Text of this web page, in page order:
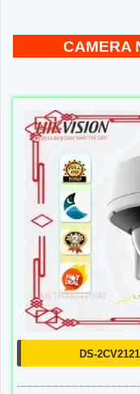
KX-
Thiết Bị Camera IP
hoàn hảo cho việc
megapixel, chất
lại hình ảnh rõ ràng
CAMERA